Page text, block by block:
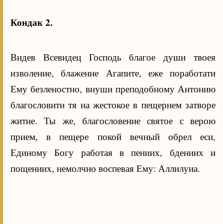
Кондак 2.
Видев Всевидец Господь благое души твоея
изволение, блаженне Агапите, еже поработати
Ему безленостно, внуши преподобному Антонию
благословити тя на жестокое в пещернем затворе
житие. Ты же, благословение святое с верою
прием, в пещере покой вечный обрел еси,
Единому Богу работая в пениих, бдениих и
пощениих, немолчно воспевая Ему: Аллилуиа.